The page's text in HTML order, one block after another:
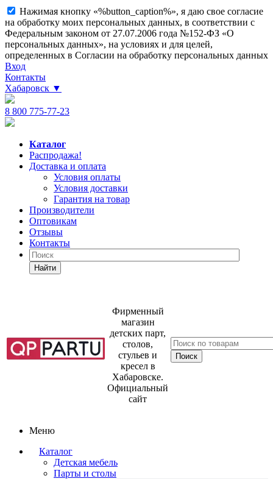
Нажимая кнопку «%button_caption%», я даю свое согласие
на обработку моих персональных данных, в соответствии с
Федеральным законом от 27.07.2006 года №152-ФЗ «О
персональных данных», на условиях и для целей,
определенных в Согласии на обработку персональных данных
Вход
Контакты
Хабаровск ▼
8 800 775-77-23
Каталог
Распродажа!
Доставка и оплата
Условия оплаты
Условия доставки
Гарантия на товар
Производители
Оптовикам
Отзывы
Контакты
Найти
Фирменный
магазин
детских парт,
столов,
стульев и
кресел в
Хабаровске.
Официальный
сайт
Меню
Каталог
Детская мебель
Парты и столы